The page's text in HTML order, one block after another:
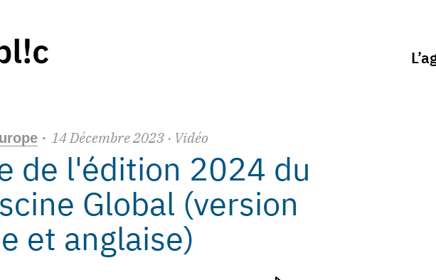
· 14Décembre2023 · Vidéo
de l'édition 2024 du
Global (version
et anglaise)